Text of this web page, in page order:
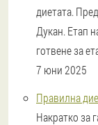
диетата.
Дукан. Етап
готвене за
7 юни 2025
Правилна
Накратко за